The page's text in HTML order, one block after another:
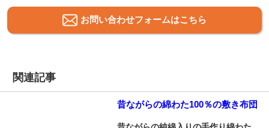
お問い合わせフォームはこちら
関連記事
昔ながらの綿わた100％の敷き布団